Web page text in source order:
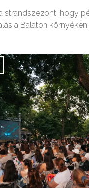
strandszezont, hogy
a Balaton környékén.